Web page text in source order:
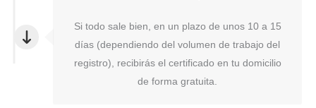
Si todo sale bien, en un plazo de unos 10 a 15
días (dependiendo del volumen de trabajo del
registro), recibirás el certificado en tu domicilio
de forma gratuita.